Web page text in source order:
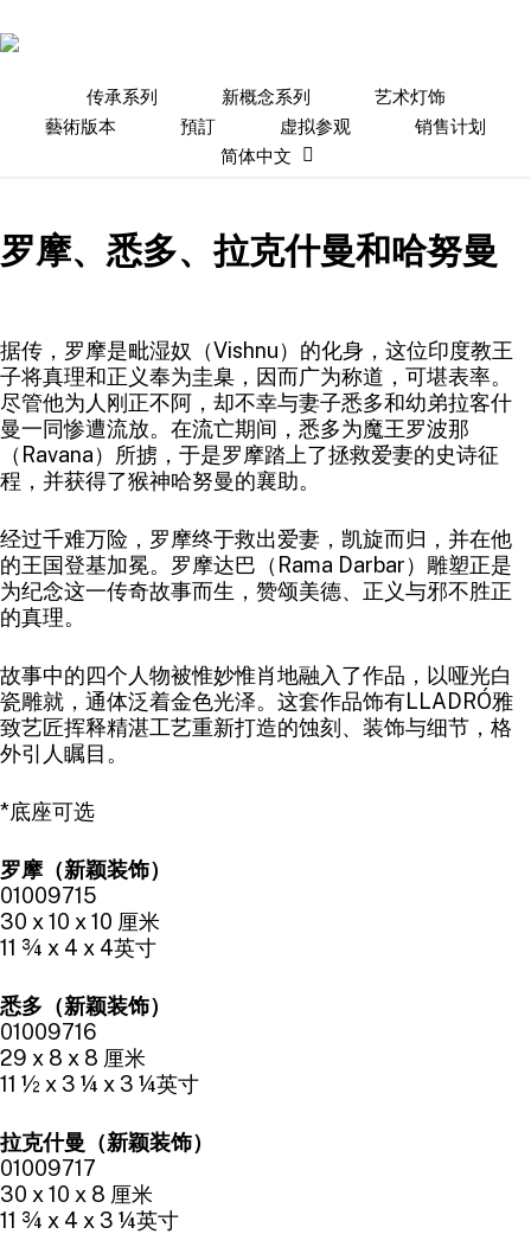
to
传承系列 新概念系列
艺术灯饰
藝術版本
預訂 虚拟参观
销售计划
简体中文
Home Heritage 罗摩、悉多、拉克什曼和哈努曼
罗摩、悉多、拉克什曼和哈努曼
据传，罗摩是毗湿奴（Vishnu）的化身，这位印度教王
子将真理和正义奉为圭臬，因而广为称道，可堪表率。
尽管他为人刚正不阿，却不幸与妻子悉多和幼弟拉客什
曼一同惨遭流放。在流亡期间，悉多为魔王罗波那
（Ravana）所掳，于是罗摩踏上了拯救爱妻的史诗征
程，并获得了猴神哈努曼的襄助。
经过千难万险，罗摩终于救出爱妻，凯旋而归，并在他
的王国登基加冕。罗摩达巴（Rama Darbar）雕塑正是
为纪念这一传奇故事而生，赞颂美德、正义与邪不胜正
的真理。
故事中的四个人物被惟妙惟肖地融入了作品，以哑光白
瓷雕就，通体泛着金色光泽。这套作品饰有LLADRÓ雅
致艺匠挥释精湛工艺重新打造的蚀刻、装饰与细节，格
外引人瞩目。
*底座可选
罗摩（新颖装饰）
01009715
30 x 10 x 10 厘米
11 ¾ x 4 x 4英寸
悉多（新颖装饰）
01009716
29 x 8 x 8 厘米
11 ½ x 3 ¼ x 3 ¼英寸
拉克什曼（新颖装饰）
01009717
30 x 10 x 8 厘米
11 ¾ x 4 x 3 ¼英寸